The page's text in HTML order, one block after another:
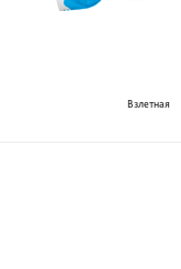
Взлетная